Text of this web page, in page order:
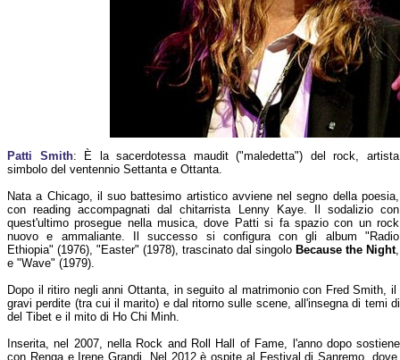
Patti Smith: È la sacerdotessa maudit ("maledetta") del rock, artista
simbolo del ventennio Settanta e Ottanta.
Nata a Chicago, il suo battesimo artistico avviene nel segno della poesia,
con reading accompagnati dal chitarrista Lenny Kaye. Il sodalizio con
quest'ultimo prosegue nella musica, dove Patti si fa spazio con un rock
nuovo e ammaliante. Il successo si configura con gli album "Radio
Ethiopia" (1976), "Easter" (1978), trascinato dal singolo Because the Night,
e "Wave" (1979).
Dopo il ritiro negli anni Ottanta, in seguito al matrimonio con Fred Smith,
gravi perdite (tra cui il marito) e dal ritorno sulle scene, all'insegna di temi
del Tibet e il mito di Ho Chi Minh.
Inserita, nel 2007, nella Rock and Roll Hall of Fame, l'anno dopo
con Renga e Irene Grandi. Nel 2012 è ospite al Festival di Sanremo,